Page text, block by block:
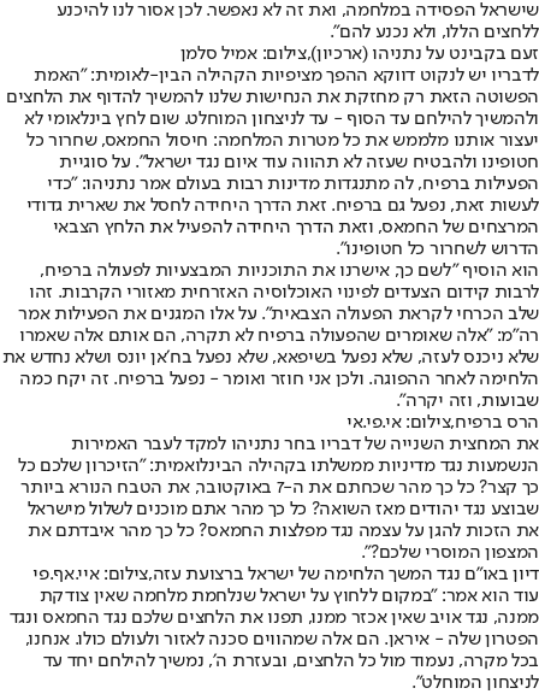
שישראל הפסידה במלחמה, ואת זה לא נאפשר. לכן אסור לנו להיכנע
ללחצים הללו, ולא נכנע להם".
זעם בקבינט על נתניהו (ארכיון),צילום: אמיל סלמן
לדבריו יש לנקוט דווקא ההפך מציפיות הקהילה הבין-לאומית: "האמת
הפשוטה הזאת רק מחזקת את הנחישות שלנו להמשיך להדוף את הלחצים
ולהמשיך להילחם עד הסוף - עד לניצחון המוחלט. שום לחץ בינלאומי לא
יעצור אותנו מלממש את כל מטרות המלחמה: חיסול החמאס, שחרור כל
חטופינו ולהבטיח שעזה לא תהווה עוד איום נגד ישראל". על סוגיית
הפעילות ברפיח, לה מתנגדות מדינות רבות בעולם אמר נתניהו: "כדי
לעשות זאת, נפעל גם ברפיח. זאת הדרך היחידה לחסל את שארית גדודי
המרצחים של החמאס, וזאת הדרך היחידה להפעיל את הלחץ הצבאי
הדרוש לשחרור כל חטופינו".
הוא הוסיף "לשם כך, אישרנו את התוכניות המבצעיות לפעולה ברפיח,
לרבות קידום הצעדים לפינוי האוכלוסיה האזרחית מאזורי הקרבות. זהו
שלב הכרחי לקראת הפעולה הצבאית". על אלו המגנים את הפעילות אמר
רה"מ: "אלה שאומרים שהפעולה ברפיח לא תקרה, הם אותם אלה שאמרו
שלא ניכנס לעזה, שלא נפעל בשיפאא, שלא נפעל בח׳אן יונס ושלא נחדש את
הלחימה לאחר ההפוגה. ולכן אני חוזר ואומר - נפעל ברפיח. זה יקח כמה
שבועות, וזה יקרה".
הרס ברפיח,צילום: אי.פי.אי
את המחצית השנייה של דבריו בחר נתניהו למקד לעבר האמירות
הנשמעות נגד מדיניות ממשלתו בקהילה הבינלואמית: "הזיכרון שלכם כל
כך קצר? כל כך מהר שכחתם את ה-7 באוקטובר, את הטבח הנורא ביותר
שבוצע נגד יהודים מאז השואה? כל כך מהר אתם מוכנים לשלול מישראל
את הזכות להגן על עצמה נגד מפלצות החמאס? כל כך מהר איבדתם את
המצפון המוסרי שלכם?".
דיון באו"ם נגד המשך הלחימה של ישראל ברצועת עזה,צילום: איי.אף.פי
עוד הוא אמר: "במקום ללחוץ על ישראל שנלחמת מלחמה שאין צודקת
ממנה, נגד אויב שאין אכזר ממנו, תפנו את הלחצים שלכם נגד החמאס ונגד
הפטרון שלה - איראן. הם אלה שמהווים סכנה לאזור ולעולם כולו. אנחנו,
בכל מקרה, נעמוד מול כל הלחצים, ובעזרת ה׳, נמשיך להילחם יחד עד
לניצחון המוחלט״.